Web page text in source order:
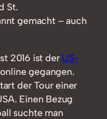
St.
gemacht – auch
2016 ist der US-
online gegangen.
der Tour einer
Einen Bezug
suchte man